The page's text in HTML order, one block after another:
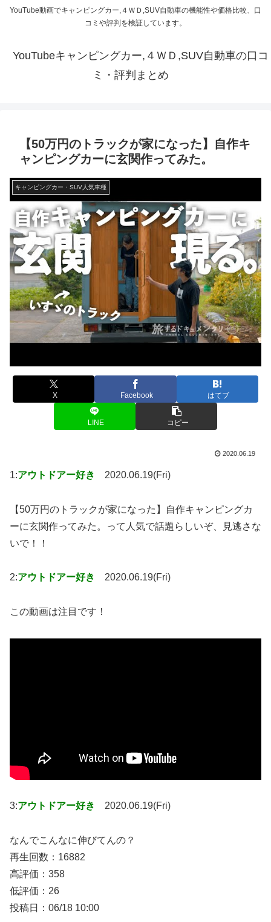
YouTube動画でキャンピングカー,４ＷＤ,SUV自動車の機能性や価格比較、口
コミや評判を検証しています。
YouTubeキャンピングカー,４ＷＤ,SUV自動車の口コ
ミ・評判まとめ
【50万円のトラックが家になった】自作キ
ャンピングカーに玄関作ってみた。
キャンピングカー・SUV人気車種
X Facebook はてブ
LINE コピー
2020.06.19
1:アウトドアー好き 2020.06.19(Fri)
【50万円のトラックが家になった】自作キャンピングカ
ーに玄関作ってみた。って人気で話題らしいぞ、見逃さな
いで！！
2:アウトドアー好き 2020.06.19(Fri)
この動画は注目です！
3:アウトドアー好き 2020.06.19(Fri)
なんでこんなに伸びてんの？
再生回数：16882
高評価：358
低評価：26
投稿日：06/18 10:00